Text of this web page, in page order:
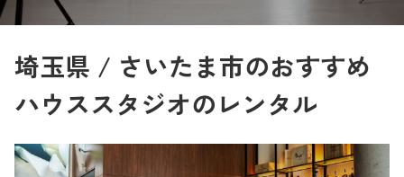
埼玉県 / さいたま市のおすすめ
ハウススタジオのレンタル